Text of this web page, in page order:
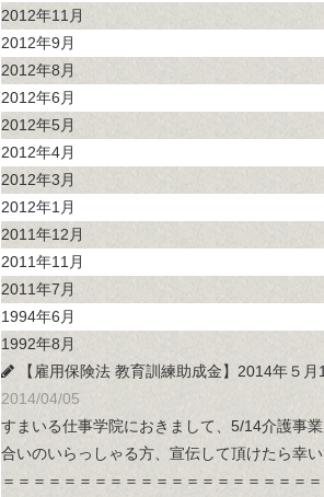
2012年11月
2012年9月
2012年8月
2012年6月
2012年5月
2012年4月
2012年3月
2012年1月
2011年12月
2011年11月
2011年7月
1994年6月
1992年8月
【雇用保険法 教育訓練助成金】2014年５
2014/04/05
すまいる仕事学院におきまして、5/14介護事
合いのいらっしゃる方、宣伝して頂けたら幸
＝＝＝＝＝＝＝＝＝＝＝＝＝＝＝＝＝＝＝＝